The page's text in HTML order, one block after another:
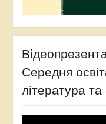
Середня
література